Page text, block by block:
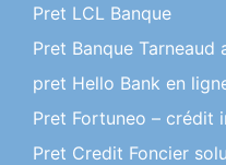
Pret LCL Banque
Pret Banque Tarneaud
pret Hello Bank en
Pret Fortuneo – crédit
Pret Credit Foncier